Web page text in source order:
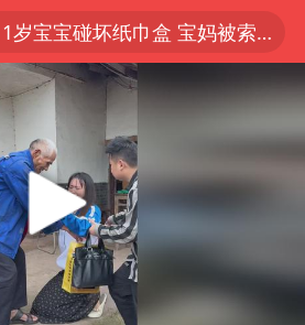
1岁宝宝碰坏纸巾盒 宝妈被索赔924元
Meta被判支付5.67亿美元
阿根廷足协发文力挺因凡蒂诺
中国稀土盘中涨停